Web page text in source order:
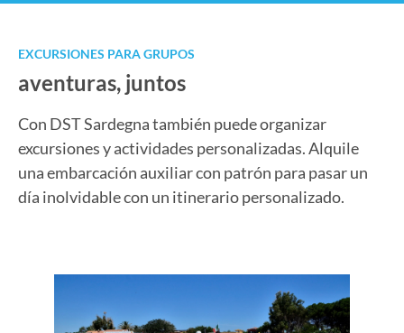
EXCURSIONES PARA GRUPOS
aventuras, juntos
Con DST Sardegna también puede organizar
excursiones y actividades personalizadas. Alquile
una embarcación auxiliar con patrón para pasar un
día inolvidable con un itinerario personalizado.